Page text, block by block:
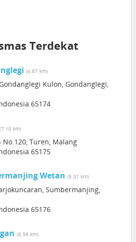
Terdekat
(4.67 km)
Kulon, Gondanglegi,
65174
(7.10 km)
Turen, Malang
65175
Wetan (8.31 km)
Sumbermanjing,
65176
(8.56 km)